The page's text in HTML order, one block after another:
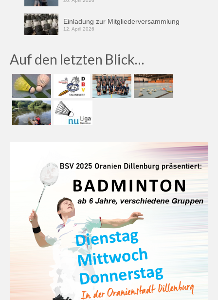
Hessen
Bezirk
Hessische Meisterschaften U13 – U19 2015
Kontakt
Vorstand
Trainer
Einladung zur Mitgliederversammlung
12. April 2026
Auf den letzten Blick…